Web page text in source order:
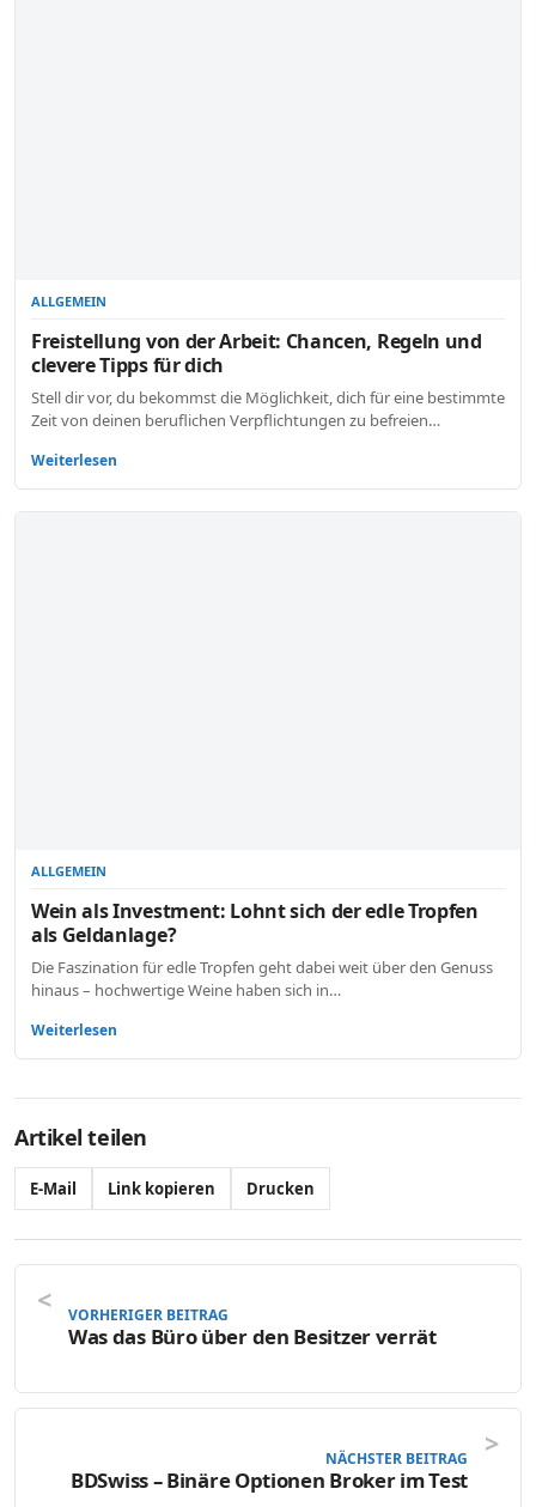
ALLGEMEIN
Freistellung von der Arbeit: Chancen, Regeln und
clevere Tipps für dich
Stell dir vor, du bekommst die Möglichkeit, dich für eine bestimmte
Zeit von deinen beruflichen Verpflichtungen zu befreien…
Weiterlesen
ALLGEMEIN
Wein als Investment: Lohnt sich der edle Tropfen
als Geldanlage?
Die Faszination für edle Tropfen geht dabei weit über den Genuss
hinaus – hochwertige Weine haben sich in…
Weiterlesen
Artikel teilen
E-Mail Link kopieren Drucken
VORHERIGER BEITRAG
Was das Büro über den Besitzer verrät
NÄCHSTER BEITRAG
BDSwiss – Binäre Optionen Broker im Test